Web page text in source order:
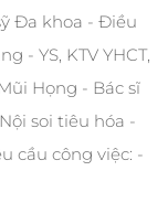
Đa khoa - Điều
- YS, KTV YHCT,
Họng - Bác sĩ
soi tiêu hóa -
cầu công việc: -